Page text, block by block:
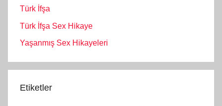
Türk İfşa
Türk İfşa Sex Hikaye
Yaşanmış Sex Hikayeleri
Etiketler